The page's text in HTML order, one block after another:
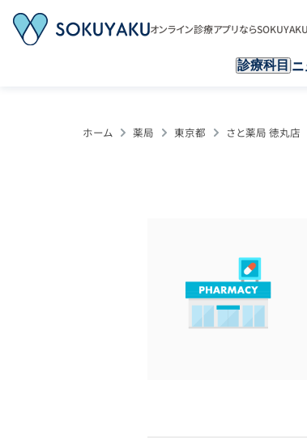
オンライン診療アプリならSOKUYAKU
診療科目
ホーム 薬局 東京都 さと薬局 徳丸店